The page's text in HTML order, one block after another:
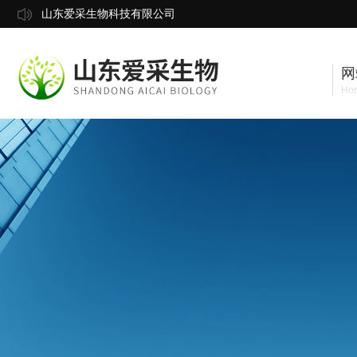
山东爱采生物科技有限公司